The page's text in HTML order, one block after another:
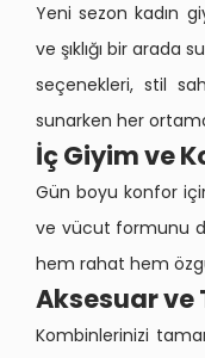
Yeni sezon kadın
ve şıklığı bir arada
seçenekleri, stil
sunarken her
İç Giyim ve
Gün boyu konfor
ve vücut formunu
hem rahat hem
Aksesuar ve
Kombinlerinizi